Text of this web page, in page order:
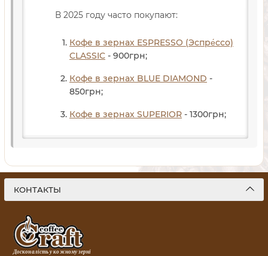
В 2025 году часто покупают:
Кофе в зернах ESPRESSO (Эспре́ссо)
CLASSIC - 900грн;
Кофе в зернах BLUE DIAMOND -
850грн;
Кофе в зернах SUPERIOR - 1300грн;
КОНТАКТЫ
Досконалість у кожному зерні